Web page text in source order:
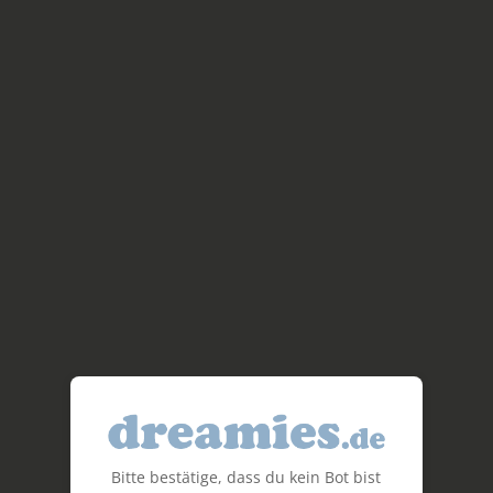
Bitte bestätige, dass du kein Bot bist